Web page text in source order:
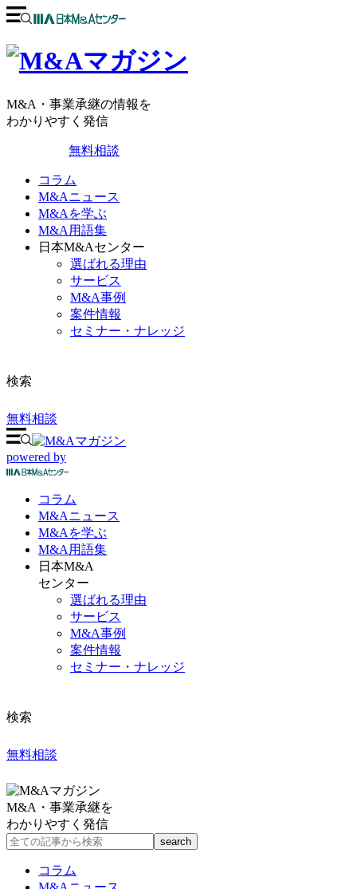
M&A・事業承継の情報を
わかりやすく発信
無料相談
コラム
M&Aニュース
M&Aを学ぶ
M&A用語集
日本M&Aセンター
選ばれる理由
サービス
M&A事例
案件情報
セミナー・ナレッジ
検索
無料相談
powered by
コラム
M&Aニュース
M&Aを学ぶ
M&A 用語集
日本M&A
センター
選ばれる理由
サービス
M&A事例
案件情報
セミナー・ナレッジ
検索
無料相談
M&A・事業承継を
わかりやすく発信
コラム